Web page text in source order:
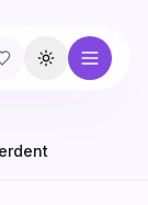
Přepnout